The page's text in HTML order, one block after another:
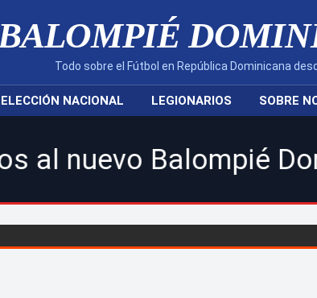
Todo sobre el Fútbol en República Dominicana
NACIONAL LEGIONARIOS SOBRE
Balompié